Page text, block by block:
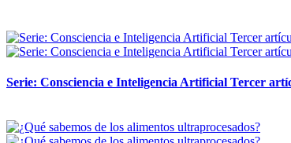
Serie: Consciencia e Inteligencia Artificial Tercer